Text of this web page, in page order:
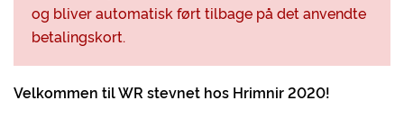
Velkommen til WR stevnet hos Hrimnir 2020!
og bliver automatisk ført tilbage på det anvendte
betalingskort.